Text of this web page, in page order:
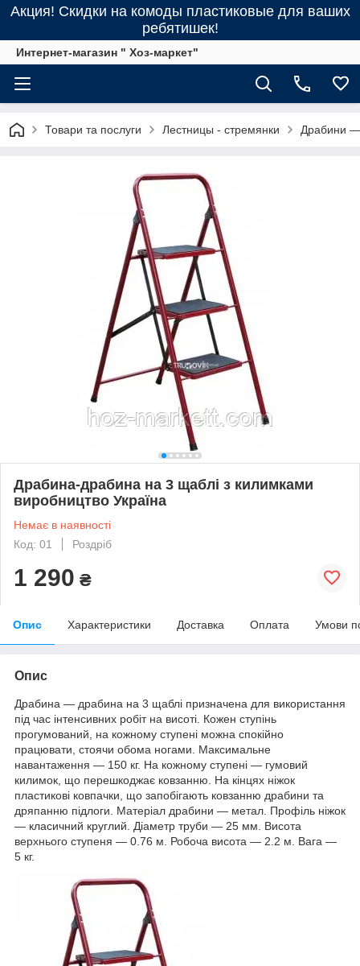
Акция! Скидки на комоды пластиковые для ваших
ребятишек!
Интернет-магазин " Хоз-маркет"
Товари та послуги Лестницы - стремянки Драбини
Драбина-драбина на 3 щаблі з килимками
виробництво Україна
Немає в наявності
Код: 01
Роздріб
1 290 ₴
Опис Характеристики Доставка Оплата Умови
Опис
Драбина — драбина на 3 щаблі призначена для використання
під час інтенсивних робіт на висоті. Кожен ступінь
прогумований, на кожному ступені можна спокійно
працювати, стоячи обома ногами. Максимальне
навантаження — 150 кг. На кожному ступені — гумовий
килимок, що перешкоджає ковзанню. На кінцях ніжок
пластикові ковпачки, що запобігають ковзанню драбини та
дряпанню підлоги. Матеріал драбини — метал. Профіль ніжок
— класичний круглий. Діаметр труби — 25 мм. Висота
верхнього ступеня — 0.76 м. Робоча висота — 2.2 м. Вага —
5 кг.